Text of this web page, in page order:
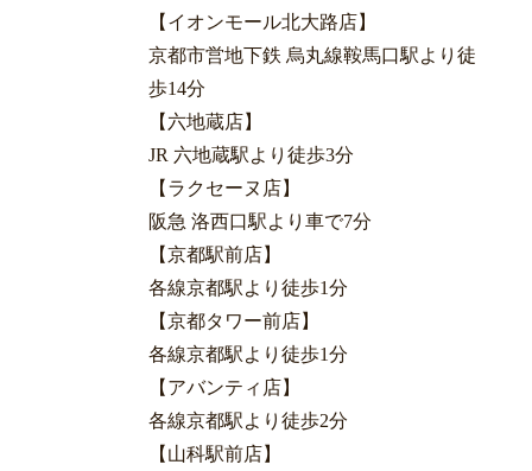
【イオンモール北大路店】
京都市営地下鉄 烏丸線鞍馬口駅より徒
歩14分
【六地蔵店】
JR 六地蔵駅より徒歩3分
【ラクセーヌ店】
阪急 洛西口駅より車で7分
【京都駅前店】
各線京都駅より徒歩1分
【京都タワー前店】
各線京都駅より徒歩1分
【アバンティ店】
各線京都駅より徒歩2分
【山科駅前店】